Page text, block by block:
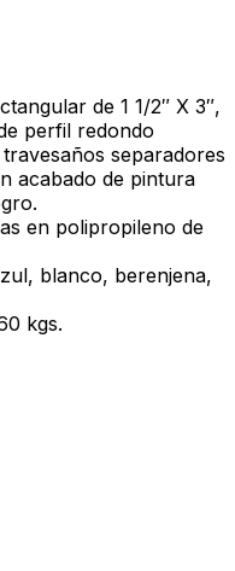
de 1 1/2″ X 3″,
perfil redondo
separadores
acabado de pintura
en polipropileno de
blanco, berenjena,
kgs.